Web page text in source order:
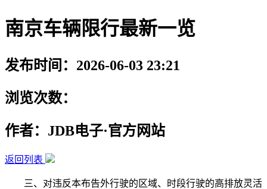
南京车辆限行最新一览
发布时间：2026-06-03 23:21
浏览次数：
作者：JDB电子·官方网站
返回列表
三、对违反本布告外行驶的区域、时段行驶的高排放灵活